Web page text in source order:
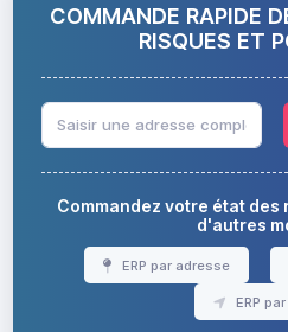
COMMANDE RAPIDE
RISQUES ET
Commandez votre état
d'autres
ERP par adresse
ERP